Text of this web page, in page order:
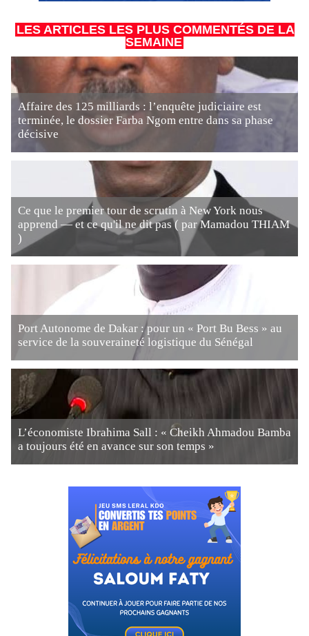
LES ARTICLES LES PLUS COMMENTÉS DE LA
SEMAINE
Affaire des 125 milliards : l’enquête judiciaire est
terminée, le dossier Farba Ngom entre dans sa phase
décisive
Ce que le premier tour de scrutin à New York nous
apprend — et ce qu'il ne dit pas ( par Mamadou THIAM
)
Port Autonome de Dakar : pour un « Port Bu Bess » au
service de la souveraineté logistique du Sénégal
L’économiste Ibrahima Sall : « Cheikh Ahmadou Bamba
a toujours été en avance sur son temps »